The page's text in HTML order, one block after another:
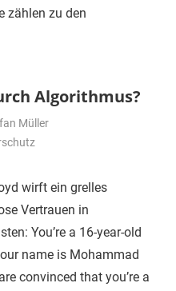
zählen zu den
Algorithmus?
Müller
wirft ein grelles
Vertrauen in
You’re a 16-year-old
name is Mohammad
convinced that you’re a